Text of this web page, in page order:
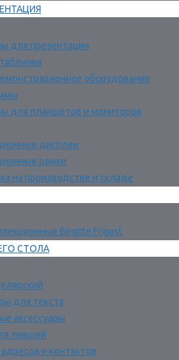
для презентации
оборудование
для планшетов и мониторов
дисплеи
рамки
на производстве и складе
Birgitte Frigast
СТОЛА
для текста
аксессуары
левшей
и контактов